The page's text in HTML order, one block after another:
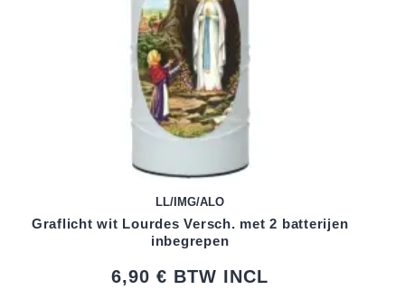
LL/IMG/ALO
Graflicht wit Lourdes Versch. met 2 batterijen
inbegrepen
6,90 € BTW INCL